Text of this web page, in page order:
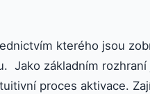
kterého jsou
Jako základním
proces aktivace.